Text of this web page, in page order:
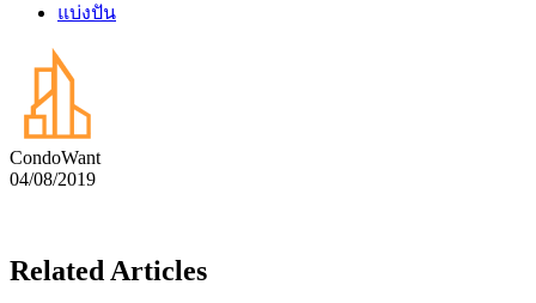
แบ่งปัน
CondoWant
04/08/2019
Related Articles